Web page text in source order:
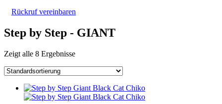
Rückruf vereinbaren
Step by Step - GIANT
Zeigt alle 8 Ergebnisse